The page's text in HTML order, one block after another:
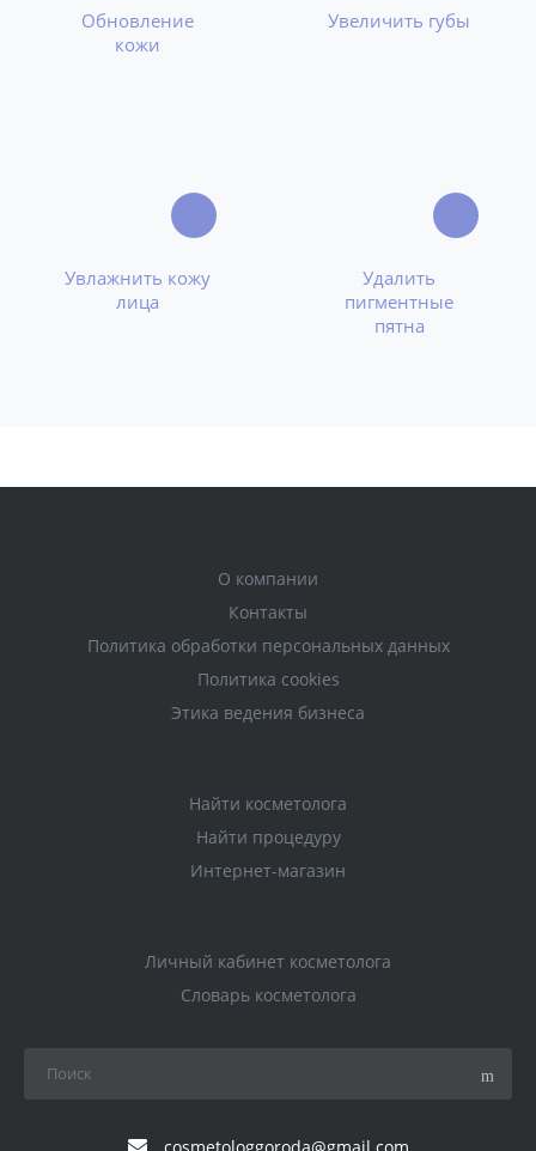
Обновление
кожи
Увеличить губы
Увлажнить кожу
лица
Удалить
пигментные
пятна
О компании
Контакты
Политика обработки персональных данных
Политика cookies
Этика ведения бизнеса
Найти косметолога
Найти процедуру
Интернет-магазин
Личный кабинет косметолога
Словарь косметолога